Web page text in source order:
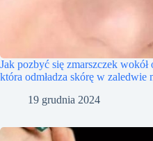
Jak pozbyć się zmarszczek wokół
która odmładza skórę w zaledwie
19 grudnia 2024